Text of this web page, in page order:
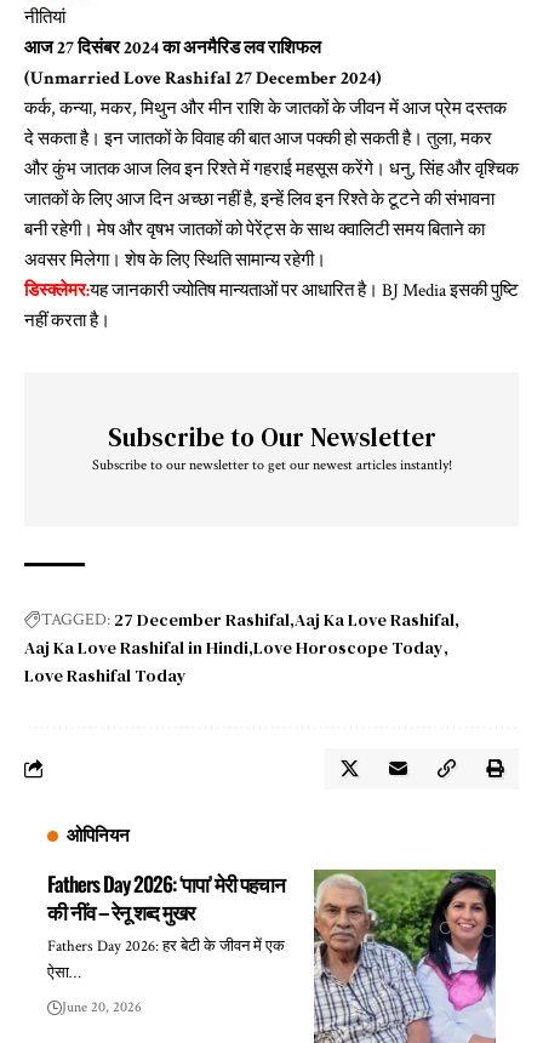
नीतियां
आज 27 दिसंबर 2024 का अनमैरिड लव राशिफल
(Unmarried Love Rashifal 27 December 2024)
कर्क, कन्या, मकर, मिथुन और मीन राशि के जातकों के जीवन में आज प्रेम दस्तक
दे सकता है। इन जातकों के विवाह की बात आज पक्की हो सकती है। तुला, मकर
और कुंभ जातक आज लिव इन रिश्ते में गहराई महसूस करेंगे। धनु, सिंह और वृश्चिक
जातकों के लिए आज दिन अच्छा नहीं है, इन्हें लिव इन रिश्ते के टूटने की संभावना
बनी रहेगी। मेष और वृषभ जातकों को पेरेंट्स के साथ क्वालिटी समय बिताने का
अवसर मिलेगा। शेष के लिए स्थिति सामान्य रहेगी।
डिस्क्लेमर:यह जानकारी ज्योतिष मान्यताओं पर आधारित है। BJ Media इसकी पुष्टि
नहीं करता है।
Subscribe to Our Newsletter
Subscribe to our newsletter to get our newest articles instantly!
TAGGED: 27 December Rashifal Aaj Ka Love Rashifal
Aaj Ka Love Rashifal in Hindi Love Horoscope Today
Love Rashifal Today
ओपिनियन
Fathers Day 2026: ‘पापा’ मेरी पहचान
की नींव – रेनू शब्द मुखर
Fathers Day 2026: हर बेटी के जीवन में एक
ऐसा…
June 20, 2026